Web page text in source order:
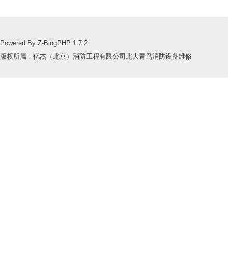
Powered By Z-BlogPHP 1.7.2
版权所属： 亿杰（北京）消防工程有限公司北大青鸟消防设备维修